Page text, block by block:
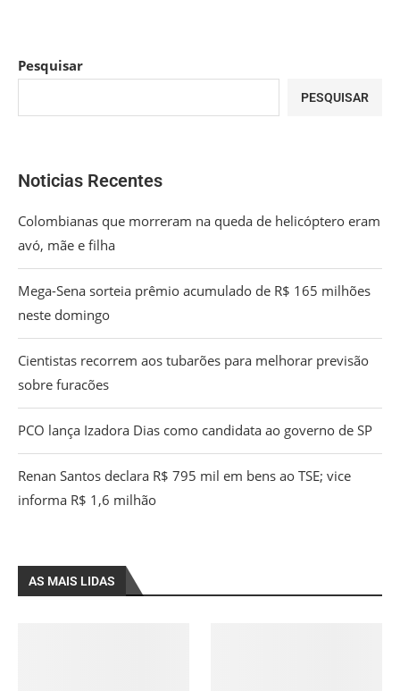
Pesquisar
PESQUISAR
Noticias Recentes
Colombianas que morreram na queda de helicóptero eram
avó, mãe e filha
Mega-Sena sorteia prêmio acumulado de R$ 165 milhões
neste domingo
Cientistas recorrem aos tubarões para melhorar previsão
sobre furacões
PCO lança Izadora Dias como candidata ao governo de SP
Renan Santos declara R$ 795 mil em bens ao TSE; vice
informa R$ 1,6 milhão
AS MAIS LIDAS